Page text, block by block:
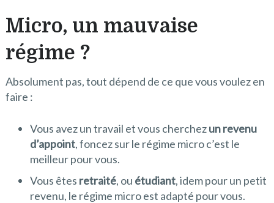
Micro, un mauvaise
régime ?
Absolument pas, tout dépend de ce que vous voulez en
faire :
Vous avez un travail et vous cherchezun revenu
d’appoint, foncez sur le régime micro c’est le
meilleur pour vous.
Vous êtes retraité, ou étudiant, idem pour un petit
revenu, le régime micro est adapté pour vous.